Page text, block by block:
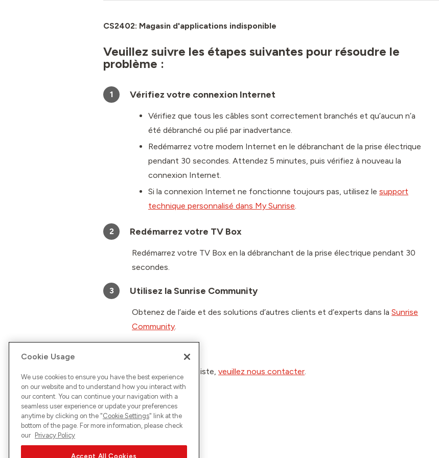
CS2402: Magasin d'applications indisponible
Veuillez suivre les étapes suivantes pour résoudre le
problème :
1 Vérifiez votre connexion Internet
Vérifiez que tous les câbles sont correctement branchés et qu’aucun n’a
été débranché ou plié par inadvertance.
Redémarrez votre modem Internet en le débranchant de la prise électrique
pendant 30 secondes. Attendez 5 minutes, puis vérifiez à nouveau la
connexion Internet.
Si la connexion Internet ne fonctionne toujours pas, utilisez le support
technique personnalisé dans My Sunrise.
2 Redémarrez votre TV Box
Redémarrez votre TV Box en la débranchant de la prise électrique pendant 30
secondes.
3 Utilisez la Sunrise Community
Obtenez de l’aide et des solutions d’autres clients et d’experts dans la Sunrise
Community.
Si le problème persiste, veuillez nous contacter.
Cookie Usage
We use cookies to ensure you have the best experience
on our website and to understand how you interact with
our content. You can continue your navigation with a
seamless user experience or update your preferences
anytime by clicking on the "Cookie Settings" link at the
bottom of the page. For more information, please check
our Privacy Policy
Accept All Cookies